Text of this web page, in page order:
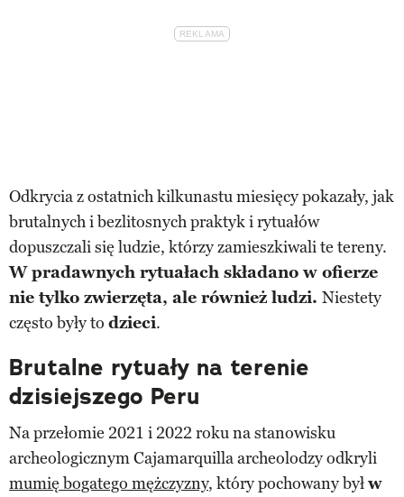
Odkrycia z ostatnich kilkunastu miesięcy pokazały, jak
brutalnych i bezlitosnych praktyk i rytuałów
dopuszczali się ludzie, którzy zamieszkiwali te tereny.
W pradawnych rytuałach składano w ofierze
nie tylko zwierzęta, ale również ludzi. Niestety
często były to dzieci.
Brutalne rytuały na terenie
dzisiejszego Peru
Na przełomie 2021 i 2022 roku na stanowisku
archeologicznym Cajamarquilla archeolodzy odkryli
mumię bogatego mężczyzny, który pochowany byłw